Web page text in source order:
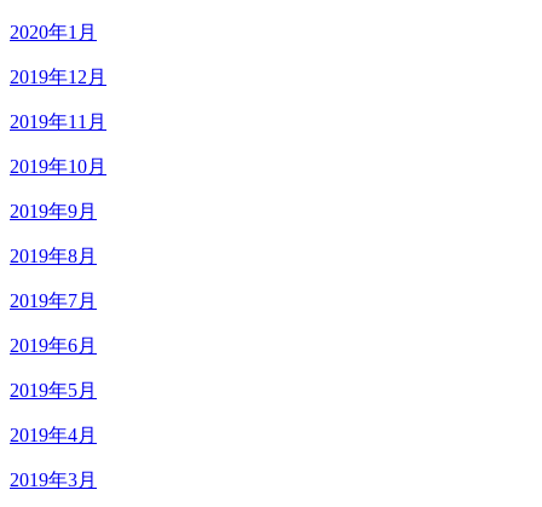
2020年1月
2019年12月
2019年11月
2019年10月
2019年9月
2019年8月
2019年7月
2019年6月
2019年5月
2019年4月
2019年3月